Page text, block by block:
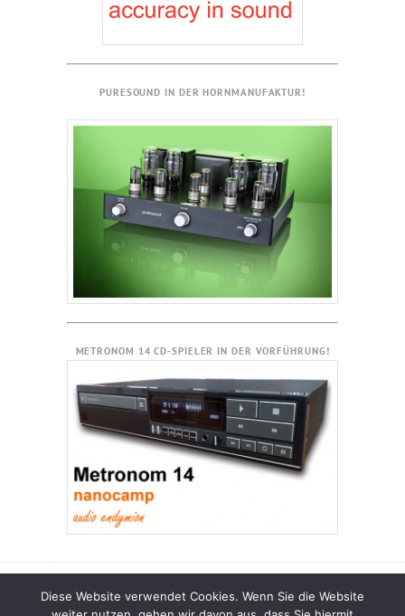
PURESOUND IN DER HORNMANUFAKTUR!
METRONOM 14 CD-SPIELER IN DER VORFÜHRUNG!
qui habet aures audiendi audiat —Hornmanufaktur© 2026
Diese Website verwendet Cookies. Wenn Sie die Website